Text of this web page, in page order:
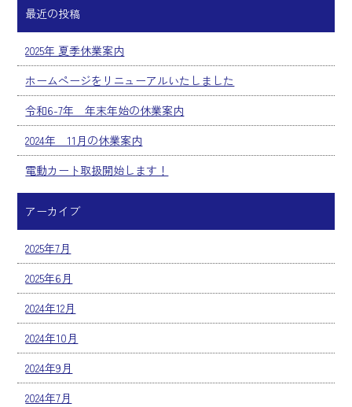
最近の投稿
2025年 夏季休業案内
ホームページをリニューアルいたしました
令和6-7年 年末年始の休業案内
2024年 11月の休業案内
電動カート取扱開始します！
アーカイブ
2025年7月
2025年6月
2024年12月
2024年10月
2024年9月
2024年7月